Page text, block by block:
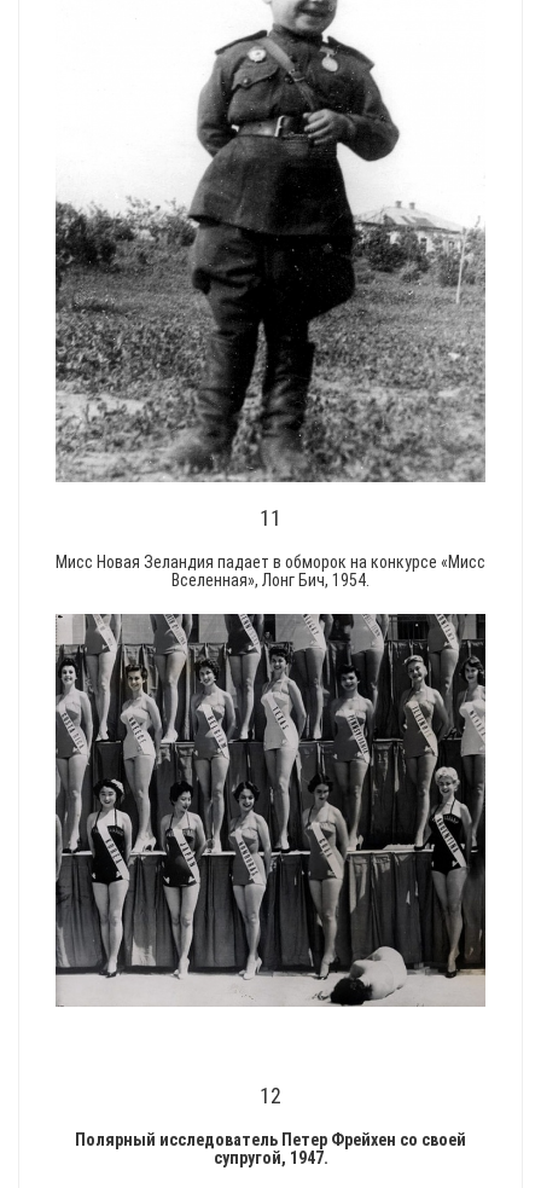
11
Мисс Новая Зеландия падает в обморок на конкурсе «Мисс
Вселенная», Лонг Бич, 1954.
12
Полярный исследователь Петер Фрейхен со своей
супругой, 1947.